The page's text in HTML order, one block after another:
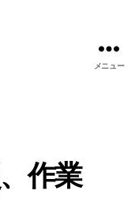
メニュー
作業